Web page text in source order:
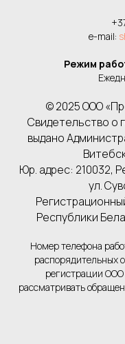
e-mail:
Режим
© 2025 ООО
Свидетельство о
выдано
Юр. адрес: 210032,
ул.
Республики
Номер телефона
распорядительных
регистрации
рассматривать